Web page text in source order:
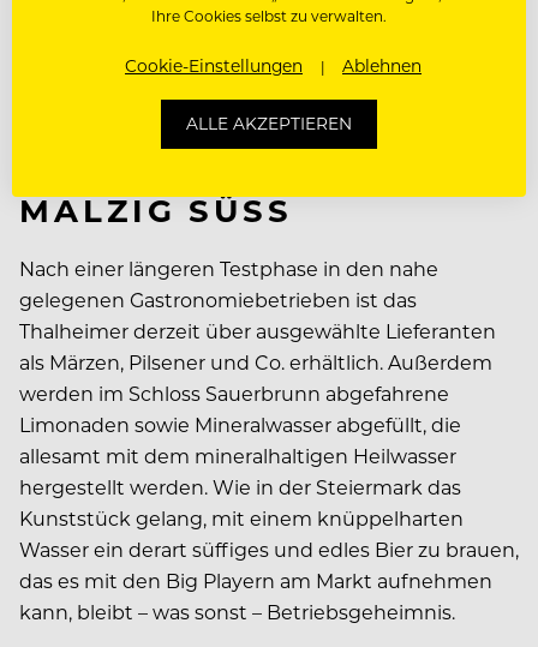
Tradition zu brauen. Doch aus Spaß wurde mehr
weltweit das einzige mit Heilwasser gebraute Bier
ist, unter Insidern als absoluter Geheimtipp.
MALZIG SÜSS
Nach einer längeren Testphase in den nahe
gelegenen Gastronomiebetrieben ist das
Thalheimer derzeit über ausgewählte Lieferanten
als Märzen, Pilsener und Co. erhältlich. Außerdem
werden im Schloss Sauerbrunn abgefahrene
Limonaden sowie Mineralwasser abgefüllt, die
allesamt mit dem mineralhaltigen Heilwasser
hergestellt werden. Wie in der Steiermark das
Kunststück gelang, mit einem knüppelharten
Wasser ein derart süffiges und edles Bier zu brauen,
das es mit den Big Playern am Markt aufnehmen
kann, bleibt – was sonst – Betriebsgeheimnis.
Ihre Cookies selbst zu verwalten.
Cookie-Einstellungen Ablehnen
ALLE AKZEPTIEREN